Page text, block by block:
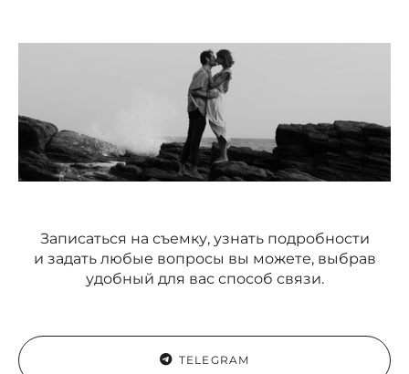
Записаться на съемку, узнать подробности
и задать любые вопросы вы можете, выбрав
удобный для вас способ связи.
TELEGRAM